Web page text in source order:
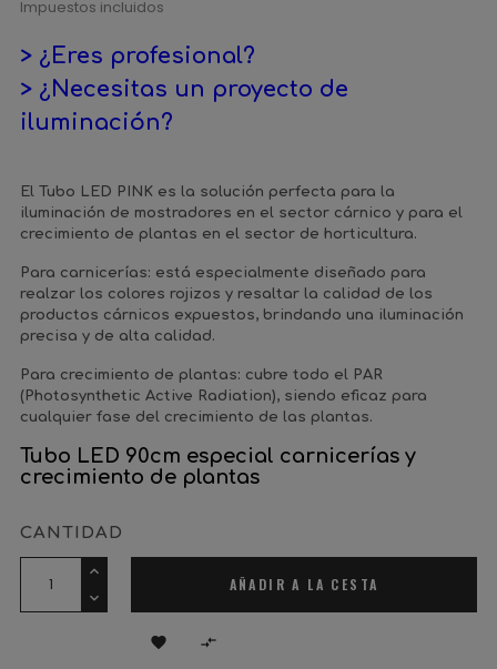
Impuestos incluidos
> ¿Eres profesional?
> ¿Necesitas un proyecto de
iluminación?
El Tubo LED PINK es la solución perfecta para la
iluminación de mostradores en el sector cárnico y para el
crecimiento de plantas en el sector de horticultura.
Para carnicerías: está especialmente diseñado para
realzar los colores rojizos y resaltar la calidad de los
productos cárnicos expuestos, brindando una iluminación
precisa y de alta calidad.
Para crecimiento de plantas: cubre todo el PAR
(Photosynthetic Active Radiation), siendo eficaz para
cualquier fase del crecimiento de las plantas.
Tubo LED 90cm especial carnicerías y
crecimiento de plantas
CANTIDAD
AÑADIR A LA CESTA
 